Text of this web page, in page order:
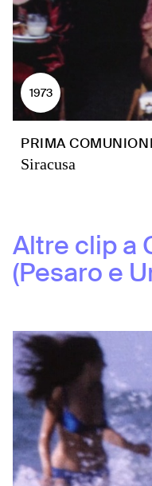
1973
PRIMA
Siracusa
Altre clip a
(Pesaro e